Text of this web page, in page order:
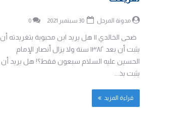
مدونة المرجل 30 سبتمبر 2021 0
ضحى الخالدي || هل يريد ابن محبوبة بتغريدته أن
يثبت أن بعد ١٣٨٢ سنة ولا يزال أنصار الإمام
الحسين عليه السلام سبعون فقط؟! هل يريد أن
يثبت بذ...
قراءة المزيد